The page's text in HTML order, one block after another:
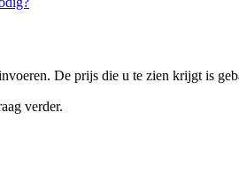
De prijs die u te zien krijgt is
verder.